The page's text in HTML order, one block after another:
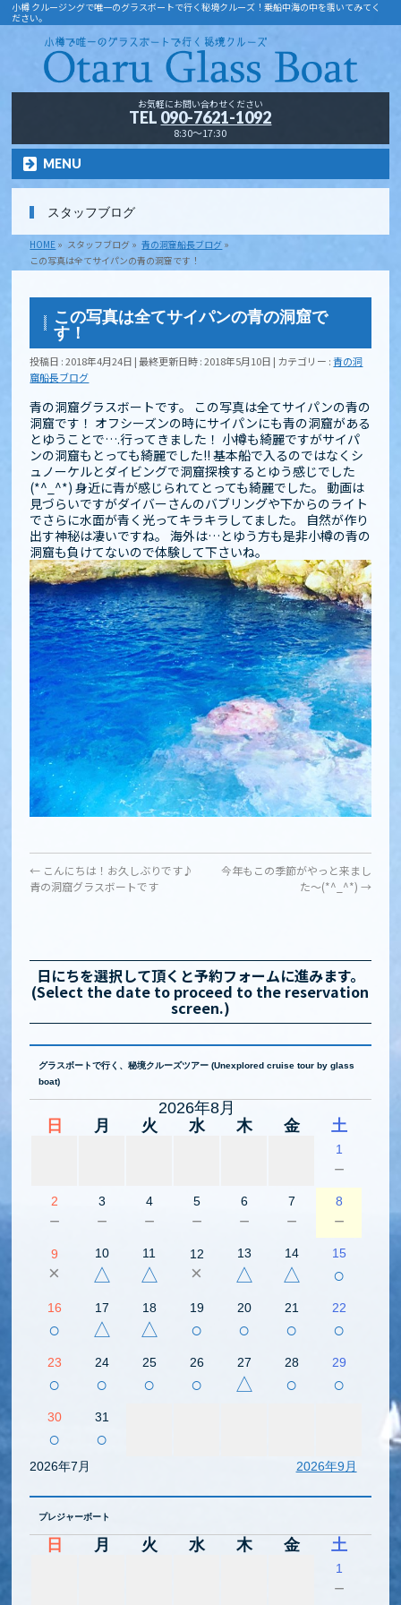
小樽 クルージングで唯一のグラスボートで行く秘境クルーズ！乗船中海の中を覗いてみてく
ださい。
お気軽にお問い合わせください
TEL 090-7621-1092
8:30～17:30
MENU
スタッフブログ
HOME » スタッフブログ » 青の洞窟船長ブログ »
この写真は全てサイパンの青の洞窟です！
この写真は全てサイパンの青の洞窟で
す！
投稿日 : 2018年4月24日 最終更新日時 : 2018年5月10日 カテゴリー :青の洞
窟船長ブログ
青の洞窟グラスボートです。 この写真は全てサイパンの青の
洞窟です！ オフシーズンの時にサイパンにも青の洞窟がある
とゆうことで….行ってきました️！ 小樽も綺麗ですがサイパ
ンの洞窟もとっても綺麗でした!! 基本船で入るのではなくシ
ュノーケルとダイビングで洞窟探検するとゆう感じでした
(*^_^*) 身近に青が感じられてとっても綺麗でした。 動画は
見づらいですがダイバーさんのバブリングや下からのライト
でさらに水面が青く光ってキラキラしてました。 自然が作り
出す神秘は凄いですね️。 海外は…とゆう方も是非小樽の青の
洞窟も負けてないので体験して下さいね️️。
← こんにちは！お久しぶりです♪
青の洞窟グラスボートです
今年もこの季節がやっと来まし
た〜(*^_^*) →
日にちを選択して頂くと予約フォームに進みます。
(Select the date to proceed to the reservation
screen.)
グラスボートで行く、秘境クルーズツアー (Unexplored cruise tour by glass
boat)
2026年8月
日
月 火 水 木 金 土
1
－
2
－
3
－
4
－
5
－
6
－
7
－
8
－
9
×
10
△
11
△
12
×
13
△
14
△
15
○
16
○
17
△
18
△
19
○
20
○
21
○
22
○
23
○
24
○
25
○
26
○
27
△
28
○
29
○
30
○
31
○
2026年7月 2026年9月
プレジャーボート
日 月 火 水 木 金 土
1
－